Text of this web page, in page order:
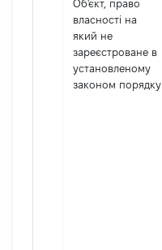
Об'єкт, право
власності на
який не
зареєстроване в
установленому
законом порядку